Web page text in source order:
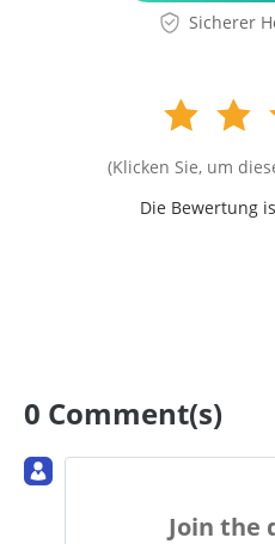
Sicherer
(Klicken Sie, um
Die Bewertung
0 Comment(s)
Join the